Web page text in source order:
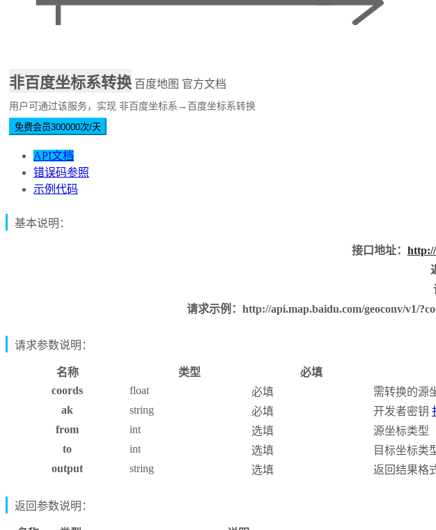
非百度坐标系转换 百度地图 官方文档
用户可通过该服务，实现 非百度坐标系→百度坐标系转换
免费会员300000次/天
API文档
错误码参照
示例代码
基本说明：
接口地址：
请求示例：http://api.map.baidu.com/geoconv/v1/
请求参数说明：
名称 类型
必填
coords
float 必填
需转换的源
ak
string 必填 开发者密钥
from
int 选填
源坐标类型
to
int 选填
目标坐标类
output
string 选填 返回结果格
返回参数说明：